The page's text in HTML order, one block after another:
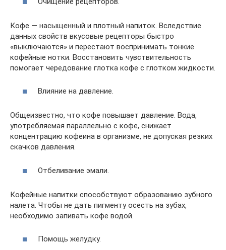
Кофе — насыщенный и плотный напиток. Вследствие
данных свойств вкусовые рецепторы быстро
«выключаются» и перестают воспринимать тонкие
кофейные нотки. Восстановить чувствительность
помогает чередование глотка кофе с глотком жидкости.
Влияние на давление.
Общеизвестно, что кофе повышает давление. Вода,
употребляемая параллельно с кофе, снижает
концентрацию кофеина в организме, не допуская резких
скачков давления.
Отбеливание эмали.
Кофейные напитки способствуют образованию зубного
налета. Чтобы не дать пигменту осесть на зубах,
необходимо запивать кофе водой.
Помощь желудку.